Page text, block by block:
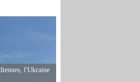
l'Ukraine